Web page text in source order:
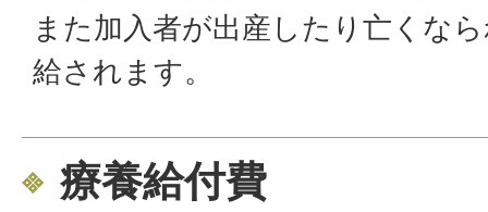
また加入者が出産したり亡くな
給されます。
療養給付費